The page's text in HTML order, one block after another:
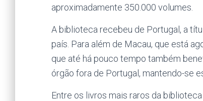
aproximadamente 350.000 volumes.
A biblioteca recebeu de Portugal, a
país. Para além de Macau, que está
que até há pouco tempo também
órgão fora de Portugal, mantendo-se
Entre os livros mais raros da biblioteca